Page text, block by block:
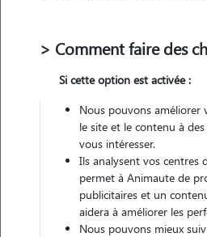
Véhiculé
L'envoi d'une demande est
> Comment faire des
Si cette option est activée :
Nous pouvons améliorer
le site et le contenu à
vous intéresser.
Ils analysent vos centres
permet à Animaute de
publicitaires et un
aidera à améliorer les
Nous pouvons mieux